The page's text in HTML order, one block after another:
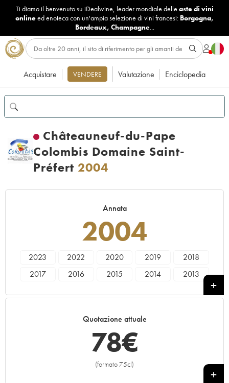
Ti diamo il benvenuto su iDealwine, leader mondiale delle aste di vini
onlineed enoteca con un'ampia selezione di vini francesi: Borgogna,
Bordeaux, Champagne...
Acquistare VENDERE Valutazione Enciclopedia
Châteauneuf-du-Pape
Colombis Domaine Saint-
Préfert 2004
Annata
2004
2023 2022 2020 2019
2018
2017
2016 2015 2014
2013
Quotazione attuale
78€
(formato 75cl)
+